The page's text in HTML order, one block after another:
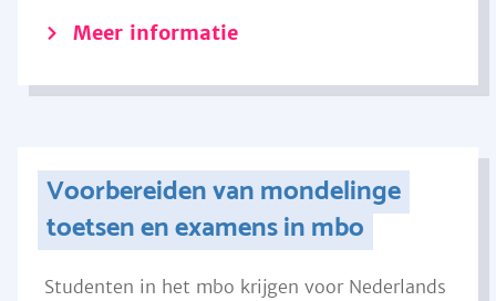
Meer informatie
Voorbereiden van mondelinge
toetsen en examens in mbo
Studenten in het mbo krijgen voor Nederlands